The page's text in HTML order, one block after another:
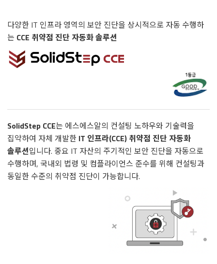
다양한 IT 인프라 영역의 보안 진단을 상시적으로 자동 수행하
는 CCE 취약점 진단 자동화 솔루션
SolidStep CCE는 에스에스알의 컨설팅 노하우와 기술력을
집약하여 자체 개발한 IT 인프라(CCE) 취약점 진단 자동화
솔루션입니다. 중요 IT 자산의 주기적인 보안 진단을 자동으로
수행하며, 국내외 법령 및 컴플라이언스 준수를 위해 컨설팅과
동일한 수준의 취약점 진단이 가능합니다.